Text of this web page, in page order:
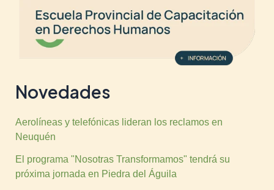
Novedades
Aerolíneas y telefónicas lideran los reclamos en
Neuquén
El programa "Nosotras Transformamos" tendrá su
próxima jornada en Piedra del Águila